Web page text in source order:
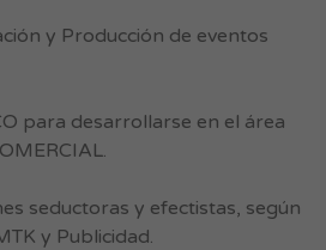
y Producción de eventos
para desarrollarse en el área
seductoras y efectistas, según
y Publicidad.